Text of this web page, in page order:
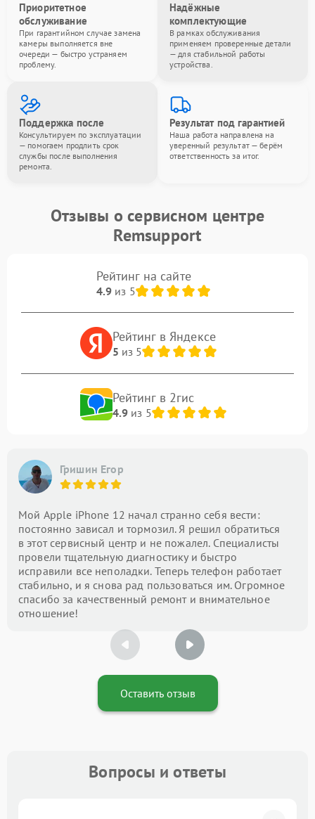
Приоритетное
обслуживание
При гарантийном случае замена
камеры выполняется вне
очереди — быстро устраняем
проблему.
Надёжные
комплектующие
В рамках обслуживания
применяем проверенные детали
— для стабильной работы
устройства.
Поддержка после
Консультируем по эксплуатации
— помогаем продлить срок
службы после выполнения
ремонта.
Результат под гарантией
Наша работа направлена на
уверенный результат — берём
ответственность за итог.
Отзывы о сервисном центре
Remsupport
Рейтинг на сайте
4.9из 5
Рейтинг в Яндексе
5 из 5
Рейтинг в 2гис
4.9из 5
Гришин Егор
Мой Apple iPhone 12 начал странно себя вести:
постоянно зависал и тормозил. Я решил обратиться
в этот сервисный центр и не пожалел. Специалисты
провели тщательную диагностику и быстро
исправили все неполадки. Теперь телефон работает
стабильно, и я снова рад пользоваться им. Огромное
спасибо за качественный ремонт и внимательное
отношение!
Оставить отзыв
Вопросы и ответы